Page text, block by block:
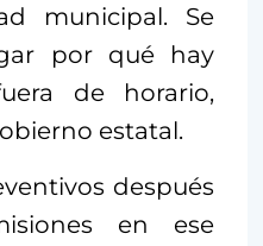
municipal. Se
por qué hay
de horario,
estatal.
después
en ese